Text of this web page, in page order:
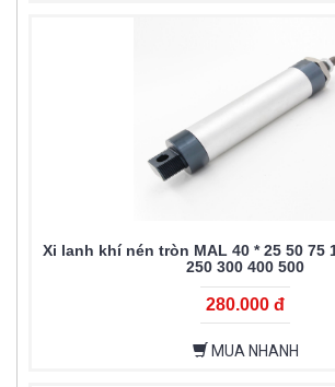
Xi lanh khí nén tròn MAL 40 * 25 50 75
250 300 400 500
280.000 đ
MUA NHANH